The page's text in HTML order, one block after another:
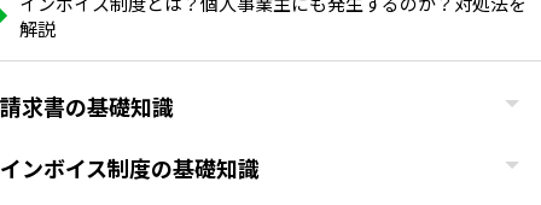
解説
請求書の基礎知識
インボイス制度の基礎知識